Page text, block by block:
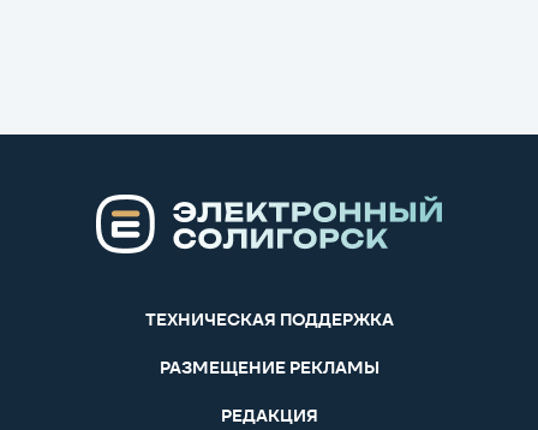
ТЕХНИЧЕСКАЯ ПОДДЕРЖКА
РАЗМЕЩЕНИЕ РЕКЛАМЫ
РЕДАКЦИЯ